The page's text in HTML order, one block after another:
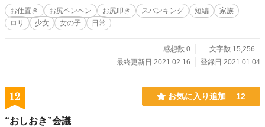
お仕置き お尻ペンペン お尻叩き スパンキング 短編
家族
ロリ
少女 女の子 日常
感想数 0
文字数 15,256
最終更新日 2021.02.16
登録日 2021.01.04
12 お気に入り追加 12
“おしおき”会議